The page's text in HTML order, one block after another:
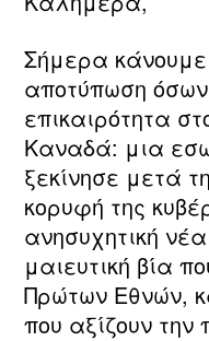
Σήμερα
αποτύπωση
επικαιρότητα
Καναδά: μια
ξεκίνησε μετά
κορυφή της
ανησυχητική
μαιευτική βία
Πρώτων Εθνών,
που αξίζουν